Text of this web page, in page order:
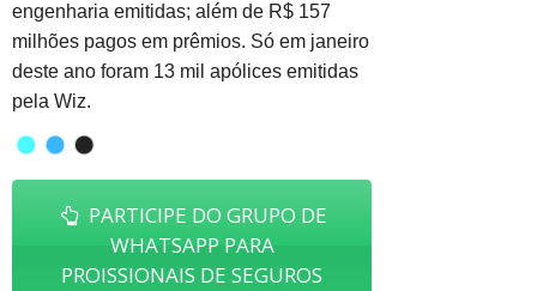
engenharia emitidas; além de R$ 157
milhões pagos em prêmios. Só em janeiro
deste ano foram 13 mil apólices emitidas
pela Wiz.
PARTICIPE DO GRUPO DE
WHATSAPP PARA
PROISSIONAIS DE SEGUROS